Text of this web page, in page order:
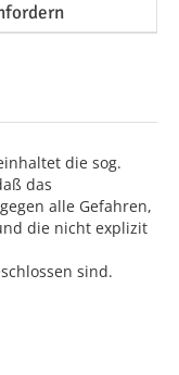
die sog.
das
alle Gefahren,
die nicht explizit
sind.